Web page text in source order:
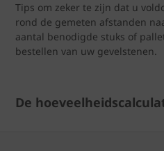
Tips om zeker te zijn dat u
rond de gemeten afstanden
aantal benodigde stuks of
bestellen van uw gevelstenen.
De